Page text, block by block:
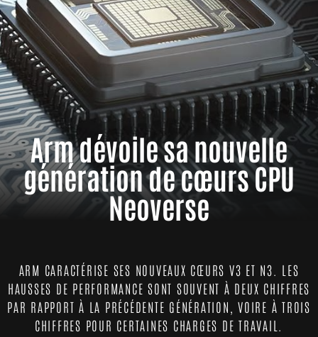
Arm dévoile sa nouvelle
génération de cœurs CPU
Neoverse
ARM CARACTÉRISE SES NOUVEAUX CŒURS V3 ET N3. LES
HAUSSES DE PERFORMANCE SONT SOUVENT À DEUX CHIFFRES
PAR RAPPORT À LA PRÉCÉDENTE GÉNÉRATION, VOIRE À TROIS
CHIFFRES POUR CERTAINES CHARGES DE TRAVAIL.